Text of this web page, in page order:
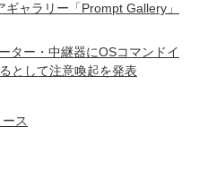
ャラリー「Prompt Gallery」
ター・中継器にOSコマンドイ
として注意喚起を発表
ス